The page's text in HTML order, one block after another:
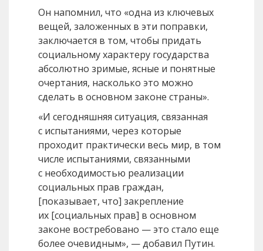
Он напомнил, что «одна из ключевых
вещей, заложенных в эти поправки,
заключается в том, чтобы придать
социальному характеру государства
абсолютно зримые, ясные и понятные
очертания, насколько это можно
сделать в основном законе страны».
«И сегодняшняя ситуация, связанная
с испытаниями, через которые
проходит практически весь мир, в том
числе испытаниями, связанными
с необходимостью реализации
социальных прав граждан,
[показывает, что] закрепление
их [социальных прав] в основном
законе востребовано — это стало еще
более очевидным», — добавил Путин.